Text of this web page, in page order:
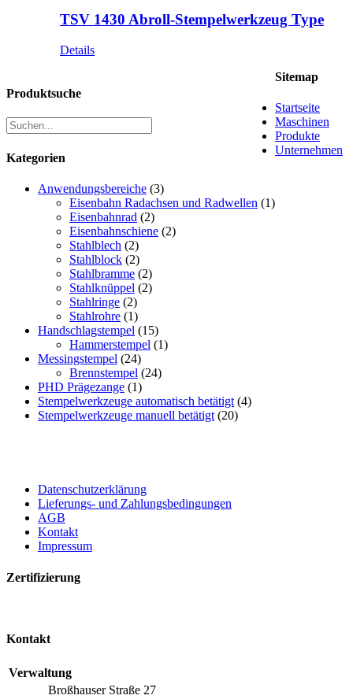
TSV 1430 Abroll-Stempelwerkzeug Type
Details
Produktsuche
Kategorien
Anwendungsbereiche (3)
Eisenbahn Radachsen und Radwellen (1)
Eisenbahnrad (2)
Eisenbahnschiene (2)
Stahlblech (2)
Stahlblock (2)
Stahlbramme (2)
Stahlknüppel (2)
Stahlringe (2)
Stahlrohre (1)
Handschlagstempel (15)
Hammerstempel (1)
Messingstempel (24)
Brennstempel (24)
PHD Prägezange (1)
Stempelwerkzeuge automatisch betätigt (4)
Stempelwerkzeuge manuell betätigt (20)
Sitemap
Startseite
Maschinen
Produkte
Unternehmen
Datenschutzerklärung
Lieferungs- und Zahlungsbedingungen
AGB
Kontakt
Impressum
Zertifizierung
Kontakt
Verwaltung
Broßhauser Straße 27